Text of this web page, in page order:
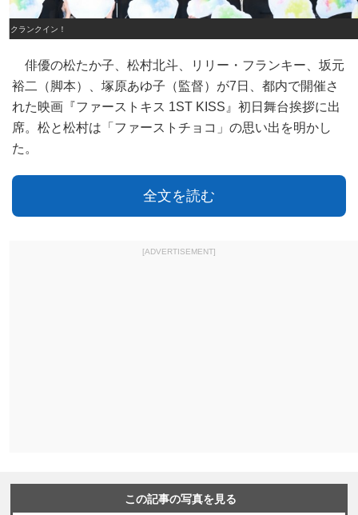
クランクイン！
俳優の松たか子、松村北斗、リリー・フランキー、坂元
裕二（脚本）、塚原あゆ子（監督）が7日、都内で開催さ
れた映画『ファーストキス 1ST KISS』初日舞台挨拶に出
席。松と松村は「ファーストチョコ」の思い出を明かし
た。
全文を読む
[ADVERTISEMENT]
この記事の写真を見る